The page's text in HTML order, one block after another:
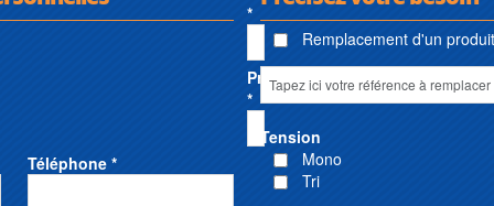
*
Prénom
*
Téléphone *
Remplacement d'un
Tension
Mono
Tri